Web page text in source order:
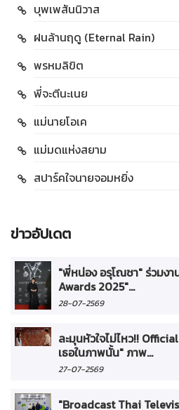
บุพเพสันนิวาส
ฝนล้านฤดู (Eternal Rain)
พรหมลิขิต
พี่จะตีนะเนย
แม่นายโอเค
แม่มดแห่งสยาม
สปาร์คใจนายจอมหยิ่ง
ข่าวอัปเดต
"พี่หน่อง อรุโณชา" ร่วมง
Awards 2025"...
28-07-2569
ละมุนหัวใจไม่ไหว!!
เธอในภาพนั้น" ภาพ...
27-07-2569
"Broadcast Thai